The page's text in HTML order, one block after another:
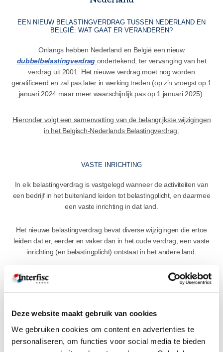
Deze website maakt gebruik van cookies
We gebruiken cookies om content en advertenties te
personaliseren, om functies voor social media te bieden
EEN NIEUW BELASTINGVERDRAG TUSSEN NEDERLAND EN
BELGIË: WAT GAAT ER VERANDEREN?
Onlangs hebben Nederland en België een nieuw
dubbelbelastingverdrag ondertekend, ter vervanging van het
verdrag uit 2001. Het nieuwe verdrag moet nog worden
geratificeerd en zal pas later in werking treden (op z’n vroegst op 1
januari 2024 maar meer waarschijnlijk pas op 1 januari 2025).
Hieronder volgt een samenvatting van de belangrijkste wijzigingen
in het Belgisch-Nederlands Belastingverdrag:
VASTE INRICHTING
In elk belastingverdrag is vastgelegd wanneer de activiteiten van
een bedrijf in het buitenland leiden tot belastingplicht, en daarmee
een vaste inrichting in dat land.
Het nieuwe belastingverdrag bevat diverse wijzigingen die ertoe
leiden dat er, eerder en vaker dan in het oude verdrag, een vaste
inrichting (en belastingplicht) ontstaat in het andere land:
In artikel 5 van het nieuwe verdrag is een anti-
niet meer kan worden vermeden door het opknippen van
Ook zal er eerder sprake zijn van een vaste vertegenwoordiger